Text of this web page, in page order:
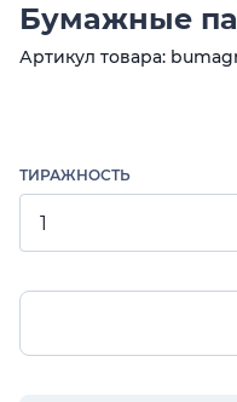
Бумажные
Артикул товара:
ТИРАЖНОСТЬ